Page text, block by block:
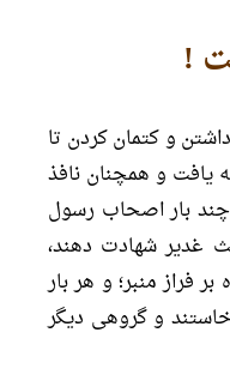
!
و کتمان کردن تا
یافت و همچنان نافذ
بار اصحاب رسول
غدیر شهادت دهند،
فراز منبر؛ و هر بار
و گروهی دیگر